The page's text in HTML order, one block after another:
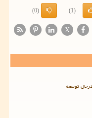
(1)
(0)
X